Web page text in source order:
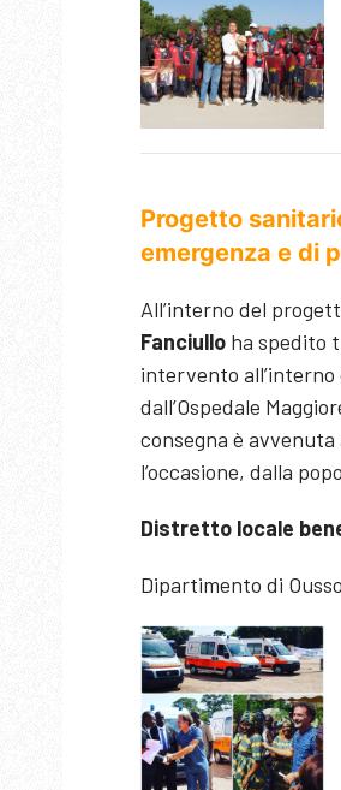
Progetto
emergenza e di
All’interno del
Fanciullo ha spedito
intervento
dall’Ospedale
consegna è
l’occasione, dalla
Distretto locale
Dipartimento di